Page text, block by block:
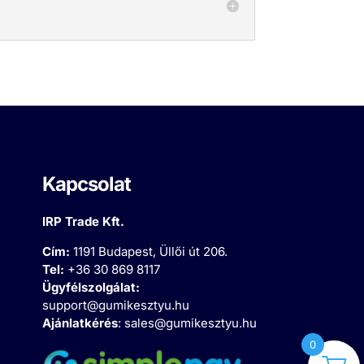
Kapcsolat
IRP Trade Kft.
Cím: 1191 Budapest, Üllői út 206.
Tel: +36 30 869 8117
Ügyfélszolgálat:
support@gumikesztyu.hu
Ajánlatkérés: sales@gumikesztyu.hu
0